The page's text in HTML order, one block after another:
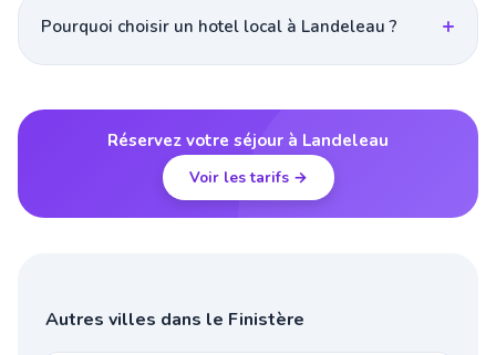
Pourquoi choisir un hotel local à Landeleau ?
Réservez votre séjour à Landeleau
Voir les tarifs →
Autres villes dans le Finistère